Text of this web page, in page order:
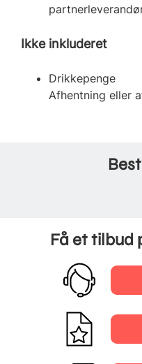
Ikke inkluderet
Drikkepenge
Afhentning eller
Få et tilbud